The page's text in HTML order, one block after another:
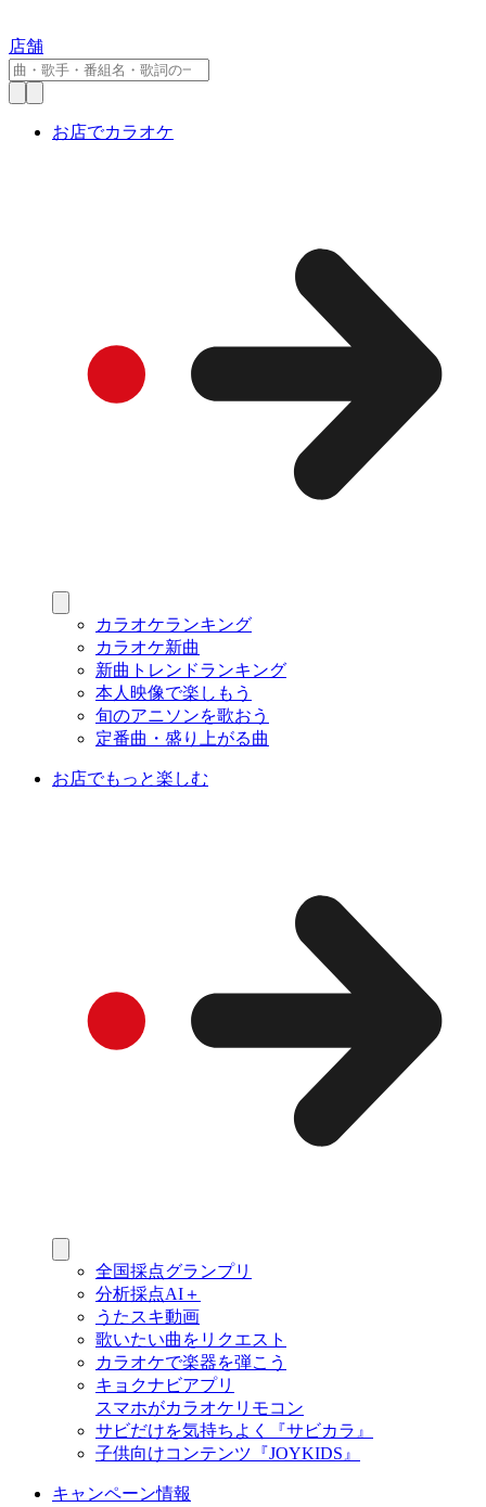
店舗
お店でカラオケ
カラオケランキング
カラオケ新曲
新曲トレンドランキング
本人映像で楽しもう
旬のアニソンを歌おう
定番曲・盛り上がる曲
お店でもっと楽しむ
全国採点グランプリ
分析採点AI＋
うたスキ動画
歌いたい曲をリクエスト
カラオケで楽器を弾こう
キョクナビアプリ
スマホがカラオケリモコン
サビだけを気持ちよく『サビカラ』
子供向けコンテンツ『JOYKIDS』
キャンペーン情報